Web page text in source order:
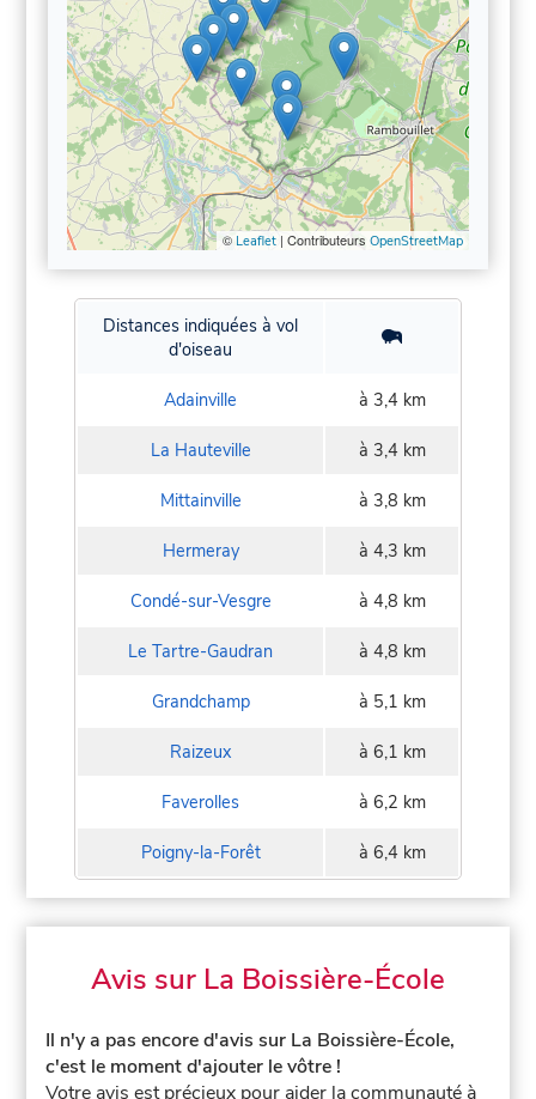
© Leaflet| Contributeurs OpenStreetMap
Distances indiquées à vol
d'oiseau
Adainville à 3,4 km
La Hauteville à 3,4 km
Mittainville à 3,8 km
Hermeray à 4,3 km
Condé-sur-Vesgre à 4,8 km
Le Tartre-Gaudran à 4,8 km
Grandchamp à 5,1 km
Raizeux à 6,1 km
Faverolles à 6,2 km
Poigny-la-Forêt à 6,4 km
Avis sur La Boissière-École
Il n'y a pas encore d'avis sur La Boissière-École,
c'est le moment d'ajouter le vôtre !
Votre avis est précieux pour aider la communauté à